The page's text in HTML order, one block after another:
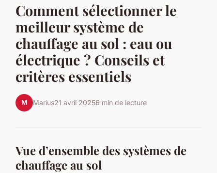
Comment sélectionner le
meilleur système de
chauffage au sol : eau ou
électrique ? Conseils et
critères essentiels
M Marius21 avril 20256 min de lecture
Vue d’ensemble des systèmes de
chauffage au sol